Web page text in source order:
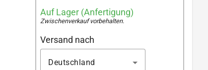
Auf Lager (Anfertigung)
Zwischenverkauf vorbehalten.
Versand nach
Deutschland